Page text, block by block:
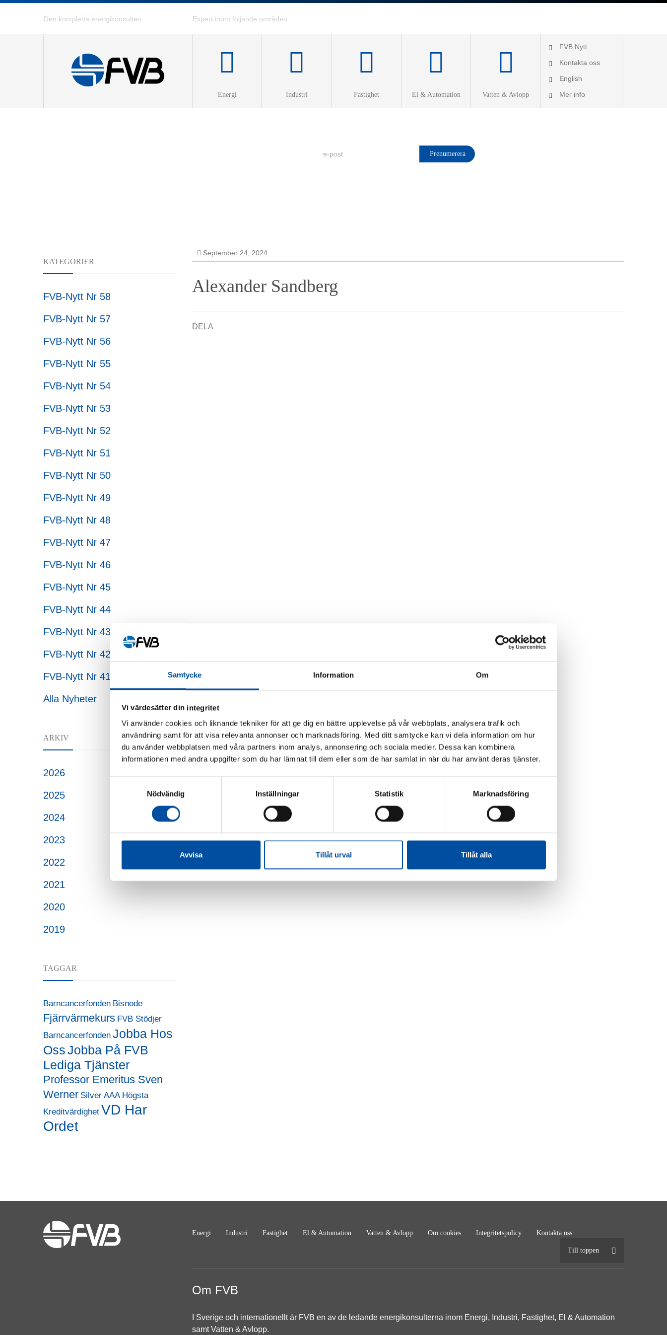
Samtycke Information Om
Vi värdesätter din integritet
Vi använder cookies och liknande tekniker för att ge dig en bättre upplevelse på vår webbplats, analysera trafik och
användning samt för att visa relevanta annonser och marknadsföring. Med ditt samtycke kan vi dela information om hur
du använder webbplatsen med våra partners inom analys, annonsering och sociala medier. Dessa kan kombinera
informationen med andra uppgifter som du har lämnat till dem eller som de har samlat in när du har använt deras tjänster.
Nödvändig
Inställningar Statistik Marknadsföring
Avvisa Tillåt urval Tillåt alla
Energi
Forskning & Utveckling
Industri Fastighet El & Automation Vatten & Avlopp
FVB Nytt
Kontakta oss
English
Mer info
KATEGORIER
FVB-Nytt Nr 58
FVB-Nytt Nr 57
FVB-Nytt Nr 56
FVB-Nytt Nr 55
FVB-Nytt Nr 54
FVB-Nytt Nr 53
FVB-Nytt Nr 52
FVB-Nytt Nr 51
FVB-Nytt Nr 50
FVB-Nytt Nr 49
FVB-Nytt Nr 48
FVB-Nytt Nr 47
FVB-Nytt Nr 46
FVB-Nytt Nr 45
FVB-Nytt Nr 44
FVB-Nytt Nr 43
FVB-Nytt Nr 42
FVB-Nytt Nr 41
Alla Nyheter
ARKIV
2026
2025
2024
2023
2022
2021
2020
2019
TAGGAR
Barncancerfonden Bisnode
Fjärrvärmekurs FVB Stödjer
Barncancerfonden Jobba Hos
OssJobba På FVB
Lediga Tjänster
Professor Emeritus Sven
Werner Silver AAA Högsta
Kreditvärdighet VD Har
Ordet
September 24, 2024
Alexander Sandberg
DELA
Energi Industri Fastighet El & Automation Vatten & Avlopp Om cookies Integritetspolicy Kontakta oss
Till toppen
Om FVB
I Sverige och internationellt är FVB en av de ledande energikonsulterna inom Energi, Industri, Fastighet, El & Automation
samt Vatten & Avlopp.